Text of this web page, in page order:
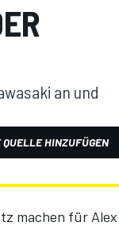
an und
QUELLE HINZUFÜGEN
machen für Alex